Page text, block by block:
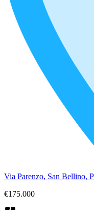
Via Parenzo, San Bellino,
€175.000